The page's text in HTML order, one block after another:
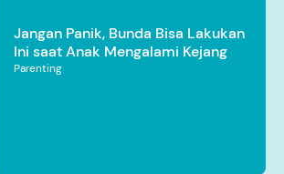
Jangan Panik, Bunda Bisa Lakukan
Ini saat Anak Mengalami Kejang
Parenting